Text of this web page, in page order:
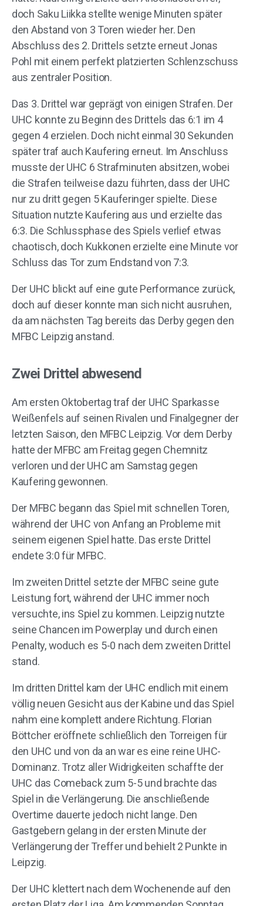
doch Saku Liikka stellte wenige Minuten später
den Abstand von 3 Toren wieder her. Den
Abschluss des 2. Drittels setzte erneut Jonas
Pohl mit einem perfekt platzierten Schlenzschuss
aus zentraler Position.
Das 3. Drittel war geprägt von einigen Strafen. Der
UHC konnte zu Beginn des Drittels das 6:1 im 4
gegen 4 erzielen. Doch nicht einmal 30 Sekunden
später traf auch Kaufering erneut. Im Anschluss
musste der UHC 6 Strafminuten absitzen, wobei
die Strafen teilweise dazu führten, dass der UHC
nur zu dritt gegen 5 Kauferinger spielte. Diese
Situation nutzte Kaufering aus und erzielte das
6:3. Die Schlussphase des Spiels verlief etwas
chaotisch, doch Kukkonen erzielte eine Minute vor
Schluss das Tor zum Endstand von 7:3.
Der UHC blickt auf eine gute Performance zurück,
doch auf dieser konnte man sich nicht ausruhen,
da am nächsten Tag bereits das Derby gegen den
MFBC Leipzig anstand.
Zwei Drittel abwesend
Am ersten Oktobertag traf der UHC Sparkasse
Weißenfels auf seinen Rivalen und Finalgegner der
letzten Saison, den MFBC Leipzig. Vor dem Derby
hatte der MFBC am Freitag gegen Chemnitz
verloren und der UHC am Samstag gegen
Kaufering gewonnen.
Der MFBC begann das Spiel mit schnellen Toren,
während der UHC von Anfang an Probleme mit
seinem eigenen Spiel hatte. Das erste Drittel
endete 3:0 für MFBC.
Im zweiten Drittel setzte der MFBC seine gute
Leistung fort, während der UHC immer noch
versuchte, ins Spiel zu kommen. Leipzig nutzte
seine Chancen im Powerplay und durch einen
Penalty, woduch es 5-0 nach dem zweiten Drittel
stand.
Im dritten Drittel kam der UHC endlich mit einem
völlig neuen Gesicht aus der Kabine und das Spiel
nahm eine komplett andere Richtung. Florian
Böttcher eröffnete schließlich den Torreigen für
den UHC und von da an war es eine reine UHC-
Dominanz. Trotz aller Widrigkeiten schaffte der
UHC das Comeback zum 5-5 und brachte das
Spiel in die Verlängerung. Die anschließende
Overtime dauerte jedoch nicht lange. Den
Gastgebern gelang in der ersten Minute der
Verlängerung der Treffer und behielt 2 Punkte in
Leipzig.
Der UHC klettert nach dem Wochenende auf den